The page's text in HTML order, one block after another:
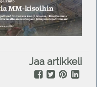
Jaa artikkeli